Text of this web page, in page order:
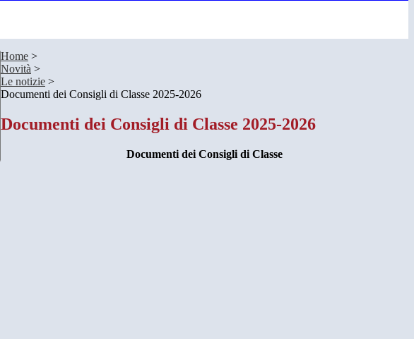
Home >
Novità >
Le notizie >
Documenti dei Consigli di Classe 2025-2026
Documenti dei Consigli di Classe 2025-2026
Documenti dei Consigli di Classe